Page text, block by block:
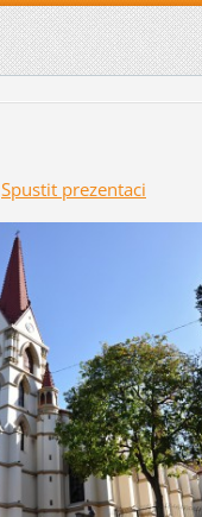
Spustit prezentaci